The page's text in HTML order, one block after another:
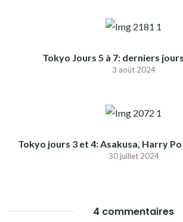
Tokyo Jours 5 à 7: derniers
3 août 2024
Tokyo jours 3 et 4: Asakusa, Harry
30 juillet 2024
4 commentaires